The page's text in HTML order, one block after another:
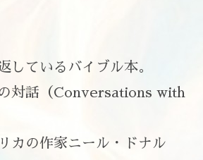
しているバイブル本。
対話（Conversations with
カの作家ニール・ドナル